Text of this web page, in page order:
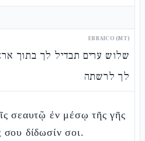
EBRAICO (MT)
שלוש ערים תבדיל לך בתוך
לך לרשתה
σεαυτῷ ἐν μέσῳ τῆς γῆς
δίδωσίν σοι.